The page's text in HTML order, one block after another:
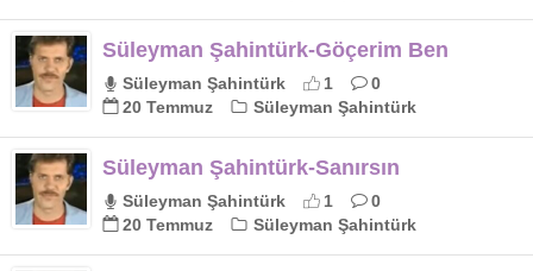
Süleyman Şahintürk-Göçerim Ben
Süleyman Şahintürk 1
0
20 Temmuz
Süleyman Şahintürk
Süleyman Şahintürk-Sanırsın
Süleyman Şahintürk 1
0
20 Temmuz
Süleyman Şahintürk